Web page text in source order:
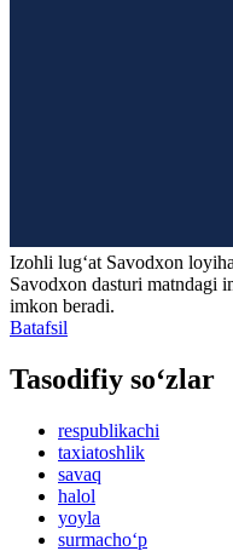
Izohli lugʻat Savodxon
Savodxon dasturi matndagi
imkon beradi.
Batafsil
Tasodifiy so‘zlar
respublikachi
taxiatoshlik
savaq
halol
yoyla
surmacho‘p